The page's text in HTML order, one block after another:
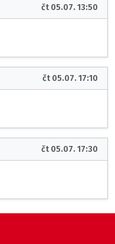
čt 05.07. 13:50
čt 05.07. 17:10
čt 05.07. 17:30